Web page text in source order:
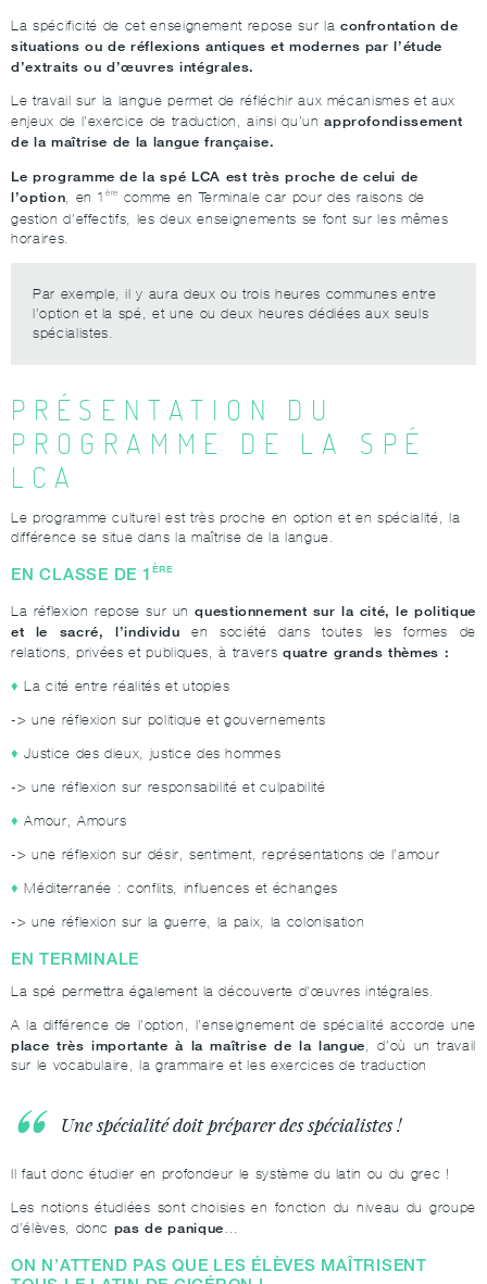
La spécificité de cet enseignement repose sur la confrontation de
situations ou de réflexions antiques et modernes par l’étude
d’extraits ou d’œuvres intégrales.
Le travail sur la langue permet de réfléchir aux mécanismes et aux
enjeux de l’exercice de traduction, ainsi qu’unapprofondissement
de la maîtrise de la langue française.
Le programme de la spé LCA est très proche de celui de
l’option, en 1ère
comme en Terminale car pour des raisons de
gestion d’effectifs, les deux enseignements se font sur les mêmes
horaires.
Par exemple, il y aura deux ou trois heures communes entre
l’option et la spé, et une ou deux heures dédiées aux seuls
spécialistes.
PRÉSENTATION DU
PROGRAMME DE LA SPÉ
LCA
Le programme culturel est très proche en option et en spécialité, la
différence se situe dans la maîtrise de la langue.
EN CLASSE DE 1 ÈRE
La réflexion repose sur unquestionnement sur la cité, le politique
et le sacré, l’individu en société dans toutes les formes de
relations, privées et publiques, à travers quatre grands thèmes :
La cité entre réalités et utopies
-> une réflexion sur politique et gouvernements
Justice des dieux, justice des hommes
-> une réflexion sur responsabilité et culpabilité
Amour, Amours
-> une réflexion sur désir, sentiment, représentations de l’amour
Méditerranée : conflits, influences et échanges
-> une réflexion sur la guerre, la paix, la colonisation
EN TERMINALE
La spé permettra également la découverte d’œuvres intégrales.
A la différence de l’option, l’enseignement de spécialité accorde une
place très importante à la maîtrise de la langue, d’où un travail
sur le vocabulaire, la grammaire et les exercices de traduction
Une spécialité doit préparer des spécialistes !
Il faut donc étudier en profondeur le système du latin ou du grec !
Les notions étudiées sont choisies en fonction du niveau du groupe
d’élèves, donc pas de panique…
ON N’ATTEND PAS QUE LES ÉLÈVES MAÎTRISENT